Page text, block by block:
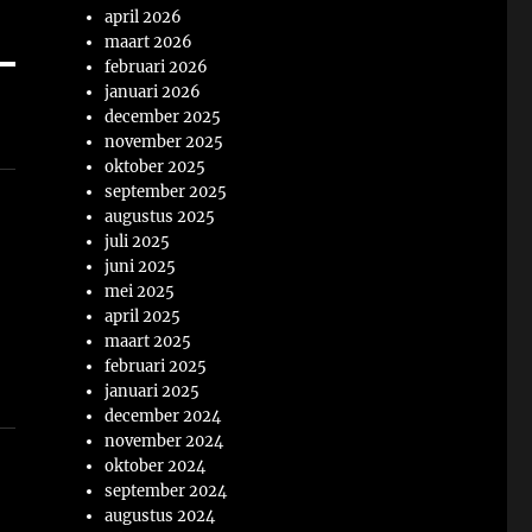
april 2026
maart 2026
februari 2026
januari 2026
december 2025
november 2025
oktober 2025
september 2025
augustus 2025
juli 2025
juni 2025
mei 2025
april 2025
maart 2025
februari 2025
januari 2025
december 2024
november 2024
oktober 2024
september 2024
augustus 2024